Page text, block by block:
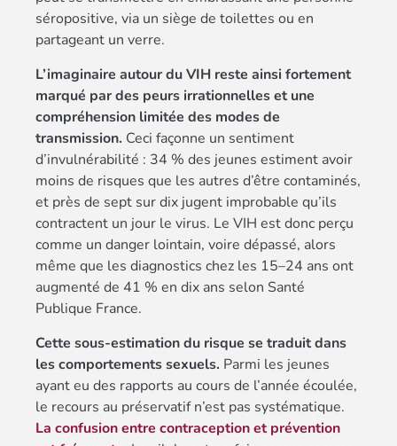
séropositive, via un siège de toilettes ou en
partageant un verre.
L’imaginaire autour du VIH reste ainsi fortement
marqué par des peurs irrationnelles et une
compréhension limitée des modes de
transmission. Ceci façonne un sentiment
d’invulnérabilité : 34 % des jeunes estiment avoir
moins de risques que les autres d’être contaminés,
et près de sept sur dix jugent improbable qu’ils
contractent un jour le virus. Le VIH est donc perçu
comme un danger lointain, voire dépassé, alors
même que les diagnostics chez les 15–24 ans ont
augmenté de 41 % en dix ans selon Santé
Publique France.
Cette sous-estimation du risque se traduit dans
les comportements sexuels. Parmi les jeunes
ayant eu des rapports au cours de l’année écoulée,
le recours au préservatif n’est pas systématique.
La confusion entre contraception et prévention